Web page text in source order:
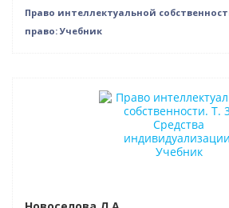
Право интеллектуальной
право: Учебник